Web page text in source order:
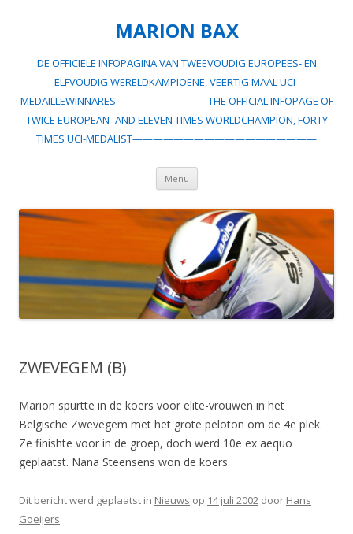
MARION BAX
DE OFFICIELE INFOPAGINA VAN TWEEVOUDIG EUROPEES- EN
ELFVOUDIG WERELDKAMPIOENE, VEERTIG MAAL UCI-
MEDAILLEWINNARES ————————– THE OFFICIAL INFOPAGE OF
TWICE EUROPEAN- AND ELEVEN TIMES WORLDCHAMPION, FORTY
TIMES UCI-MEDALIST——————————————————
Menu Spring
inhoud
ZWEVEGEM (B)
Marion spurtte in de koers voor elite-vrouwen in het
Belgische Zwevegem met het grote peloton om de 4e plek.
Ze finishte voor in de groep, doch werd 10e ex aequo
geplaatst. Nana Steensens won de koers.
Dit bericht werd geplaatst in Nieuws op 14 juli 2002 door Hans
Goeijers.